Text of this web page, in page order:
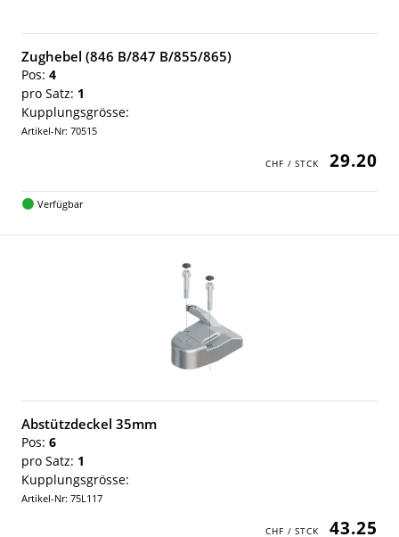
Zughebel (846 B/847 B/855/865)
Pos: 4
pro Satz: 1
Kupplungsgrösse:
Artikel-Nr: 70515
29.20
Verfügbar
Abstützdeckel 35mm
Pos: 6
pro Satz: 1
Kupplungsgrösse:
Artikel-Nr: 75L117
43.25